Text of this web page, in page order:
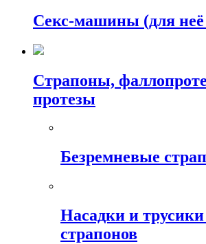
Секс-машины (для неё
Страпоны,
протезы
Безремневые
Насадки и
страпонов